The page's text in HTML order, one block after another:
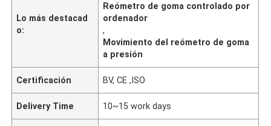
Lo más destacad
o:
Reómetro de goma controlado por
ordenador
,
Movimiento del reómetro de goma
a presión
Certificación BV, CE ,ISO
Delivery Time 10~15 work days